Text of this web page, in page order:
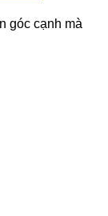
góc cạnh mà